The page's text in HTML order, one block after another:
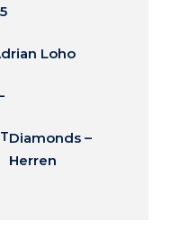
Loho
Diamonds –
Herren